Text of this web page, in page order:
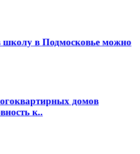
школу в Подмосковье можно
домов
к..